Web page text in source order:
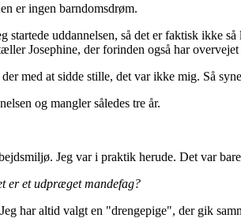
er ingen barndomsdrøm.
startede uddannelsen, så det er faktisk ikke
Josephine, der forinden også har
med at sidde stille, det var ikke mig. Så
og mangler således tre år.
Jeg var i praktik herude. Det var
er et udpræget mandefag?
har altid valgt en "drengepige", der gik